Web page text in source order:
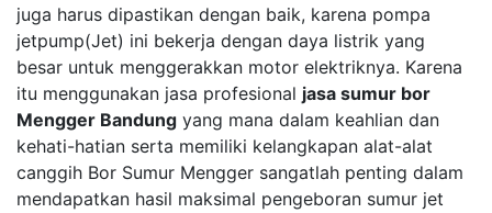
juga harus dipastikan dengan baik, karena pompa
jetpump(Jet) ini bekerja dengan daya listrik yang
besar untuk menggerakkan motor elektriknya. Karena
itu menggunakan jasa profesional jasa sumur bor
Mengger Bandung yang mana dalam keahlian dan
kehati-hatian serta memiliki kelangkapan alat-alat
canggih Bor Sumur Mengger sangatlah penting dalam
mendapatkan hasil maksimal pengeboran sumur jet